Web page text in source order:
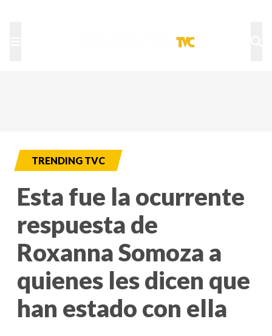
TRENDING TVC
Esta fue la ocurrente
respuesta de
Roxanna Somoza a
quienes les dicen que
han estado con ella